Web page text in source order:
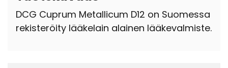
DCG Cuprum Metallicum D12 on Suomessa
rekisteröity lääkelain alainen lääkevalmiste.